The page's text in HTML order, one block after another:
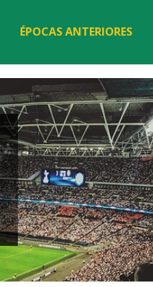
ÉPOCAS ANTERIORES